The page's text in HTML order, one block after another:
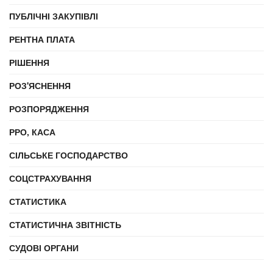
ПУБЛІЧНІ ЗАКУПІВЛІ
РЕНТНА ПЛАТА
РІШЕННЯ
РОЗ'ЯСНЕННЯ
РОЗПОРЯДЖЕННЯ
РРО, КАСА
СІЛЬСЬКЕ ГОСПОДАРСТВО
СОЦСТРАХУВАННЯ
СТАТИСТИКА
СТАТИСТИЧНА ЗВІТНІСТЬ
СУДОВІ ОРГАНИ